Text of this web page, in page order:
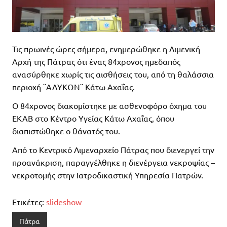
Τις πρωινές ώρες σήμερα, ενημερώθηκε η Λιμενική
Αρχή της Πάτρας ότι ένας 84χρονος ημεδαπός
ανασύρθηκε χωρίς τις αισθήσεις του, από τη θαλάσσια
περιοχή ¨ΑΛΥΚΩΝ¨ Κάτω Αχαΐας.
Ο 84χρονος διακομίστηκε με ασθενοφόρο όχημα του
ΕΚΑΒ στο Κέντρο Υγείας Κάτω Αχαΐας, όπου
διαπιστώθηκε ο θάνατός του.
Από το Κεντρικό Λιμεναρχείο Πάτρας που διενεργεί την
προανάκριση, παραγγέλθηκε η διενέργεια νεκροψίας –
νεκροτομής στην Ιατροδικαστική Υπηρεσία Πατρών.
Ετικέτες: slideshow
Πάτρα